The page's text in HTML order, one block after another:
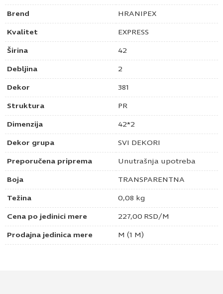
Brend HRANIPEX
Kvalitet EXPRESS
Širina 42
Debljina 2
Dekor 381
Struktura PR
Dimenzija 42*2
Dekor grupa SVI DEKORI
Preporučena priprema Unutrašnja upotreba
Boja TRANSPARENTNA
Težina 0,08 kg
Cena po jedinici mere 227,00 RSD/M
Prodajna jedinica mere M (1 M)